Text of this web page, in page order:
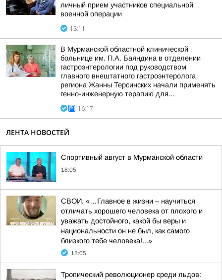
личный прием участников специальной
военной операции
13:11
В Мурманской областной клинической
больнице им. П.А. Баяндина в отделении
гастроэнтерологии под руководством
главного внештатного гастроэнтеролога
региона Жанны Терсинских начали применять
генно-инженерную терапию для...
16:17
ЛЕНТА НОВОСТЕЙ
Спортивный август в Мурманской области
18:05
СВОИ. «…Главное в жизни – научиться
отличать хорошего человека от плохого и
уважать достойного, какой бы веры и
национальности он не был, как самого
близкого тебе человека!...»
18:05
Тропический революционер среди льдов: